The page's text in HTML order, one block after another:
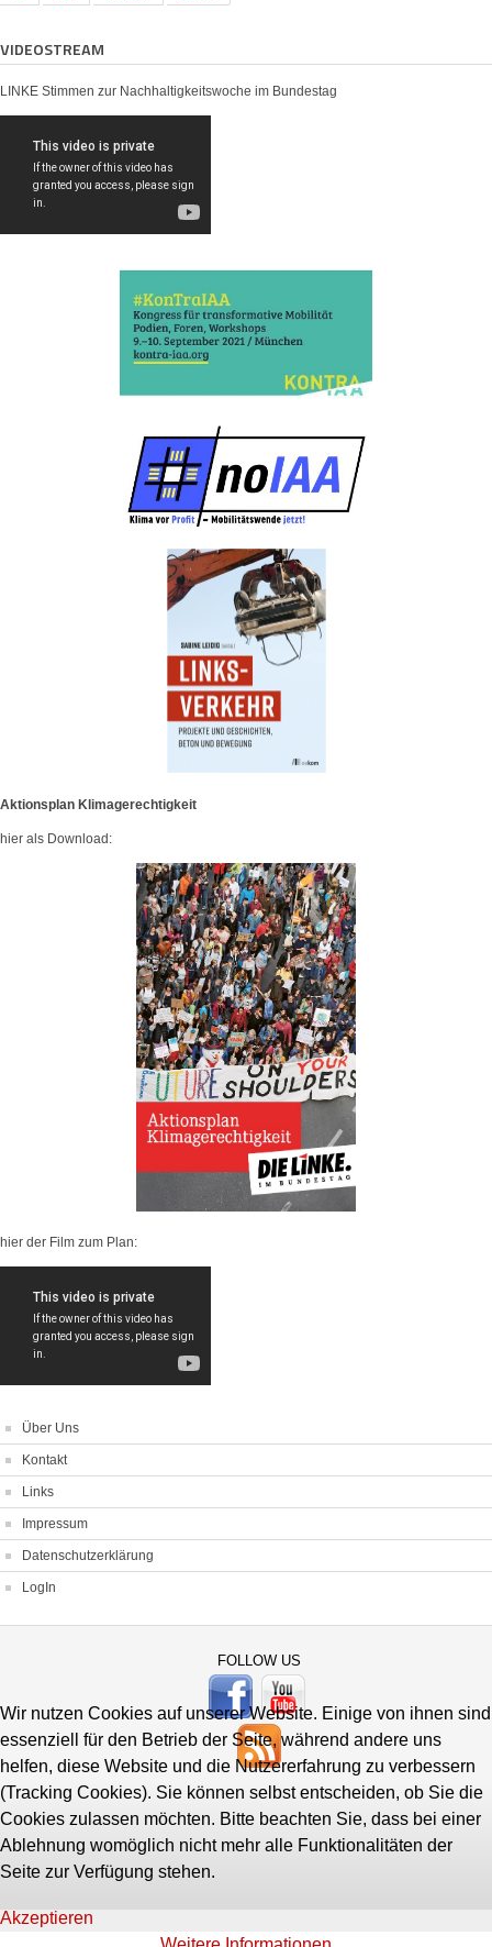
VIDEOSTREAM
LINKE Stimmen zur Nachhaltigkeitswoche im Bundestag
Aktionsplan Klimagerechtigkeit
hier als Download:
hier der Film zum Plan:
Über Uns
Kontakt
Links
Impressum
Datenschutzerklärung
LogIn
FOLLOW US
Wir nutzen Cookies auf unserer Website. Einige von ihnen sind
essenziell für den Betrieb der Seite, während andere uns
helfen, diese Website und die Nutzererfahrung zu verbessern
(Tracking Cookies). Sie können selbst entscheiden, ob Sie die
Cookies zulassen möchten. Bitte beachten Sie, dass bei einer
Ablehnung womöglich nicht mehr alle Funktionalitäten der
Seite zur Verfügung stehen.
Akzeptieren